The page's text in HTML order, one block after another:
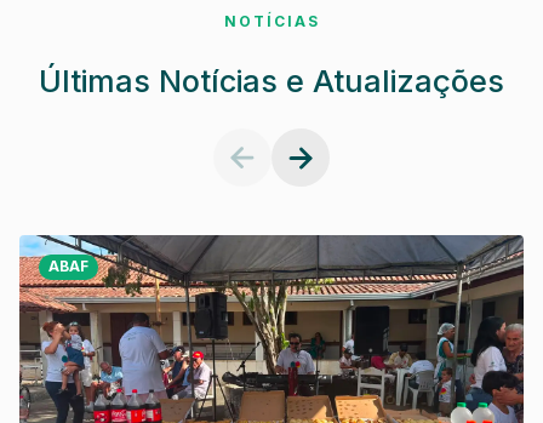
NOTÍCIAS
Últimas Notícias e Atualizações
ABAF